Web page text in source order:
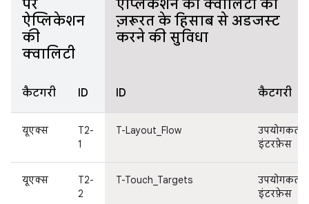
पर
ऐप्लिकेशन
की
क्वालिटी
ऐप्लिकेशन की क्वालिटी को
ज़रूरत के हिसाब से अडजस्ट
करने की सुविधा
कैटगरी ID ID कैटगरी
यूएक्स
T2-
1
T-Layout_Flow
उपयोगकर्ता
इंटरफ़ेस
यूएक्स
T2-
2
T-Touch_Targets
उपयोगकर्ता
इंटरफ़ेस